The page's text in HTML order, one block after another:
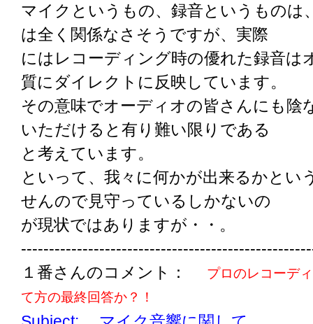
マイクというもの、録音というものは
は全く関係なさそうですが、実際
にはレコーディング時の優れた録音は
質にダイレクトに反映しています。
その意味でオーディオの皆さんにも陰
いただけると有り難い限りである
と考えています。
といって、我々に何かが出来るかとい
せんので見守っているしかないの
が現状ではありますが・・。
１番さんのコメント：
プロのレコーデ
て方の最終回答か？！